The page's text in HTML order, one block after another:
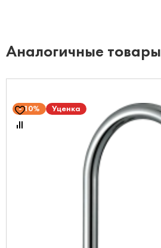
Аналогичные товары
10% Уценка